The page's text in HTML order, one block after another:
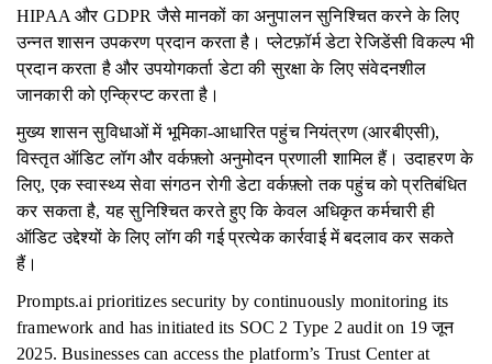
HIPAA और GDPR जैसे मानकों का अनुपालन सुनिश्चित करने के लिए
उन्नत शासन उपकरण प्रदान करता है। प्लेटफ़ॉर्म डेटा रेजिडेंसी विकल्प भी
प्रदान करता है और उपयोगकर्ता डेटा की सुरक्षा के लिए संवेदनशील
जानकारी को एन्क्रिप्ट करता है।
मुख्य शासन सुविधाओं में भूमिका-आधारित पहुंच नियंत्रण (आरबीएसी),
विस्तृत ऑडिट लॉग और वर्कफ़्लो अनुमोदन प्रणाली शामिल हैं। उदाहरण के
लिए, एक स्वास्थ्य सेवा संगठन रोगी डेटा वर्कफ़्लो तक पहुंच को प्रतिबंधित
कर सकता है, यह सुनिश्चित करते हुए कि केवल अधिकृत कर्मचारी ही
ऑडिट उद्देश्यों के लिए लॉग की गई प्रत्येक कार्रवाई में बदलाव कर सकते
हैं।
Prompts.ai prioritizes security by continuously monitoring its
framework and has initiated its SOC 2 Type 2 audit on 19 जून
2025. Businesses can access the platform’s Trust Center at